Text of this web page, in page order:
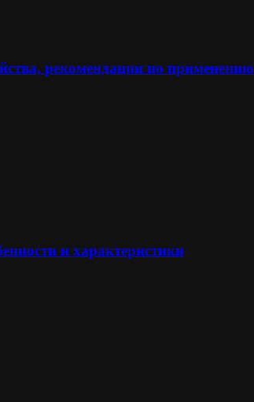
рекомендации по применению
и характеристики